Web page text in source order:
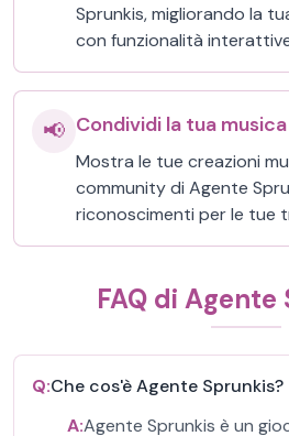
Sprunkis, migliorando la
con funzionalità
📢 Condividi la tua musica
Mostra le tue creazioni
community di Agente
riconoscimenti per le tue
FAQ di
Q:Che cos'è Agente Sprunkis?
A:Agente Sprunkis è un